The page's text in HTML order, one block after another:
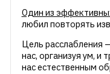
Один из
любил повторять
Цель расслабления
нас, организуя ум,
нас естественным